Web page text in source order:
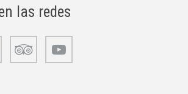
las redes